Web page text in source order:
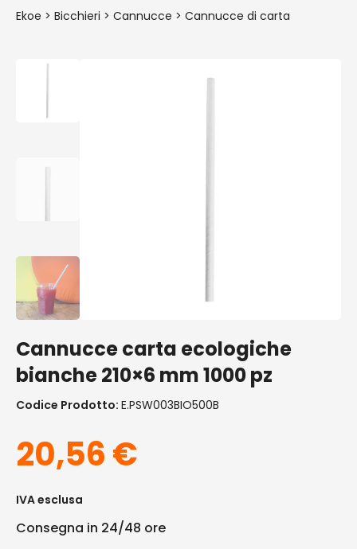
Ekoe > Bicchieri > Cannucce > Cannucce di carta
Cannucce carta ecologiche
bianche 210×6 mm 1000 pz
Codice Prodotto: E.PSW003BIO500B
20,56€
IVA esclusa
Consegna in 24/48 ore